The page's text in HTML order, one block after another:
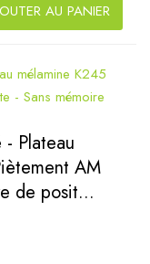
AU PANIER
Plateau
AM
de posit...